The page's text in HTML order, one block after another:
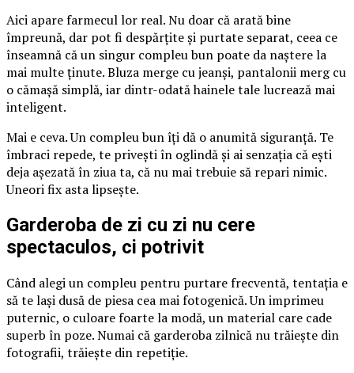
Aici apare farmecul lor real. Nu doar că arată bine
împreună, dar pot fi despărțite și purtate separat, ceea ce
înseamnă că un singur compleu bun poate da naștere la
mai multe ținute. Bluza merge cu jeanși, pantalonii merg cu
o cămașă simplă, iar dintr-odată hainele tale lucrează mai
inteligent.
Mai e ceva. Un compleu bun îți dă o anumită siguranță. Te
îmbraci repede, te privești în oglindă și ai senzația că ești
deja așezată în ziua ta, că nu mai trebuie să repari nimic.
Uneori fix asta lipsește.
Garderoba de zi cu zi nu cere
spectaculos, ci potrivit
Când alegi un compleu pentru purtare frecventă, tentația e
să te lași dusă de piesa cea mai fotogenică. Un imprimeu
puternic, o culoare foarte la modă, un material care cade
superb în poze. Numai că garderoba zilnică nu trăiește din
fotografii, trăiește din repetiție.